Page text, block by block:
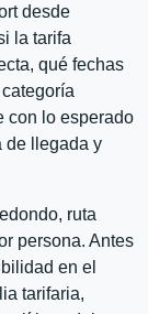
desde
la tarifa
qué fechas
con lo esperado
de llegada y
ruta
persona. Antes
en el
tarifaria,